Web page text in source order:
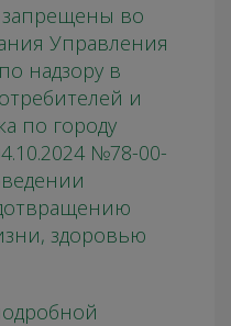
во
Управления
надзору в
и
по городу
№78-00-
здоровью